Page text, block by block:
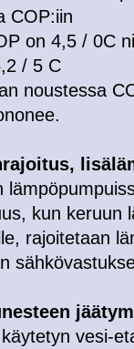
COP:iin
on 4,5 / 0C
/ 5 C
noustessa
kun keruun
rajoitetaan
vesi-